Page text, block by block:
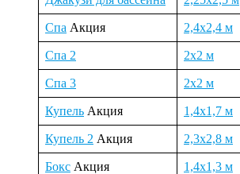
Спа Акция 2,4х2,4 м
Спа 2 2х2 м
Спа 3 2х2 м
Купель Акция 1,4х1,7 м
Купель 2 Акция 2,3х2,8 м
Бокс Акция 1,4х1,3 м